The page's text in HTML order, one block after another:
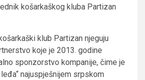
košarkaškog kluba Partizan
klub Partizan njeguju
koje je 2013. godine
sponzorstvo kompanije, čime je
najuspješnijem srpskom